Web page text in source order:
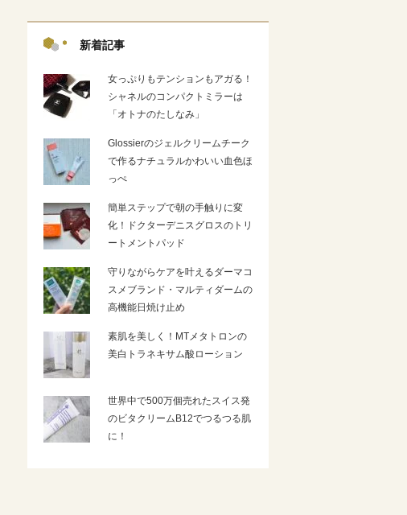
新着記事
女っぷりもテンションもアガる！
シャネルのコンパクトミラーは
「オトナのたしなみ」
Glossierのジェルクリームチーク
で作るナチュラルかわいい血色ほ
っぺ
簡単ステップで朝の手触りに変
化！ドクターデニスグロスのトリ
ートメントパッド
守りながらケアを叶えるダーマコ
スメブランド・マルティダームの
高機能日焼け止め
素肌を美しく！MTメタトロンの
美白トラネキサム酸ローション
世界中で500万個売れたスイス発
のビタクリームB12でつるつる肌
に！